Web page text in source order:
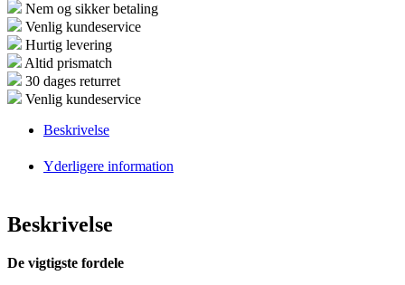
Nem og sikker betaling
Venlig kundeservice
Hurtig levering
Altid prismatch
30 dages returret
Venlig kundeservice
Beskrivelse
Yderligere information
Beskrivelse
De vigtigste fordele